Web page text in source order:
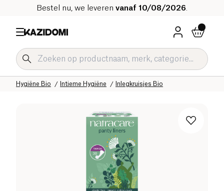
Bestel nu, we leveren vanaf 10/08/2026
Inlegkruisjes Bio
Intieme Hygiëne
Hygiëne Bio
Hygiëne & Schoonheid
Onze biologische catalogus
Home